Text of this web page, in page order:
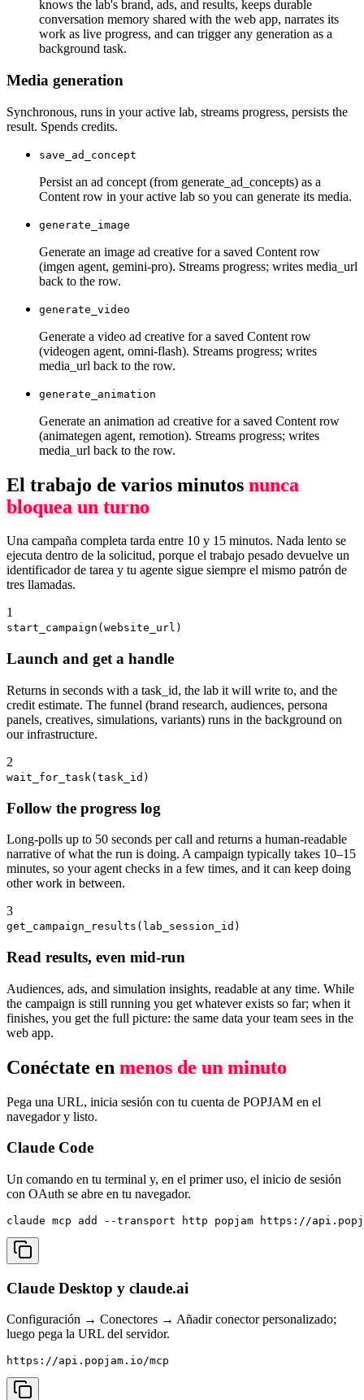
knows the lab's brand, ads, and results, keeps durable
conversation memory shared with the web app, narrates its
work as live progress, and can trigger any generation as a
background task.
Media generation
Synchronous, runs in your active lab, streams progress, persists the
result. Spends credits.
save_ad_concept
Persist an ad concept (from generate_ad_concepts) as a
Content row in your active lab so you can generate its media.
generate_image
Generate an image ad creative for a saved Content row
(imgen agent, gemini-pro). Streams progress; writes media_url
back to the row.
generate_video
Generate a video ad creative for a saved Content row
(videogen agent, omni-flash). Streams progress; writes
media_url back to the row.
generate_animation
Generate an animation ad creative for a saved Content row
(animategen agent, remotion). Streams progress; writes
media_url back to the row.
El trabajo de varios minutos nunca
bloquea un turno
Una campaña completa tarda entre 10 y 15 minutos. Nada lento se
ejecuta dentro de la solicitud, porque el trabajo pesado devuelve un
identificador de tarea y tu agente sigue siempre el mismo patrón de
tres llamadas.
1
start_campaign(website_url)
Launch and get a handle
Returns in seconds with a task_id, the lab it will write to, and the
credit estimate. The funnel (brand research, audiences, persona
panels, creatives, simulations, variants) runs in the background on
our infrastructure.
2
wait_for_task(task_id)
Follow the progress log
Long-polls up to 50 seconds per call and returns a human-readable
narrative of what the run is doing. A campaign typically takes 10–15
minutes, so your agent checks in a few times, and it can keep doing
other work in between.
3
get_campaign_results(lab_session_id)
Read results, even mid-run
Audiences, ads, and simulation insights, readable at any time. While
the campaign is still running you get whatever exists so far; when it
finishes, you get the full picture: the same data your team sees in the
web app.
Conéctate en menos de un minuto
Pega una URL, inicia sesión con tu cuenta de POPJAM en el
navegador y listo.
Claude Code
Un comando en tu terminal y, en el primer uso, el inicio de sesión
con OAuth se abre en tu navegador.
claude mcp add --transport http popjam https://
Claude Desktop y claude.ai
Configuración → Conectores → Añadir conector personalizado;
luego pega la URL del servidor.
https://api.popjam.io/mcp